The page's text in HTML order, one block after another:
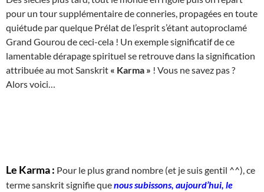
pour un tour supplémentaire de conneries, propagées en toute
quiétude par quelque Prélat de l’esprit s’étant autoproclamé
Grand Gourou de ceci-cela ! Un exemple significatif de ce
lamentable dérapage spirituel se retrouve dans la signification
attribuée au mot Sanskrit « Karma » ! Vous ne savez pas ?
Alors voici…
Le Karma : Pour le plus grand nombre (et je suis gentil ^^), ce
terme sanskrit signifie quenous subissons, aujourd’hui, le